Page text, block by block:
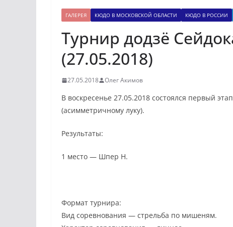
ГАЛЕРЕЯ КЮДО В МОСКОВСКОЙ ОБЛАСТИ КЮДО В РОССИИ
Турнир додзё
(27.05.2018)
27.05.2018 Олег Акимов
В воскресенье 27.05.2018 состоялся первый
(асимметричному луку).
Результаты:
1 место — Шпер Н.
Формат турнира:
Вид соревнования — стрельба по мишеням.